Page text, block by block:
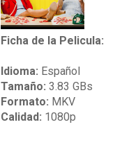
Ficha de la Pelicula:
Idioma: Español
Tamaño: 3.83 GBs
Formato: MKV
Calidad: 1080p